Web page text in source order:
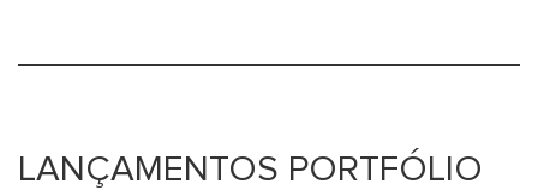
LANÇAMENTOS PORTFÓLIO